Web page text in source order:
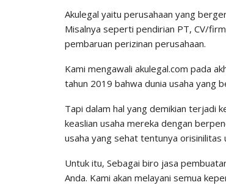
Akulegal yaitu perusahaan yang
Misalnya seperti pendirian PT, CV/
pembaruan perizinan perusahaan.
Kami mengawali akulegal.com pada
tahun 2019 bahwa dunia usaha yang
Tapi dalam hal yang demikian terjadi
keaslian usaha mereka dengan
usaha yang sehat tentunya orisinilitas
Untuk itu, Sebagai biro jasa
Anda. Kami akan melayani semua